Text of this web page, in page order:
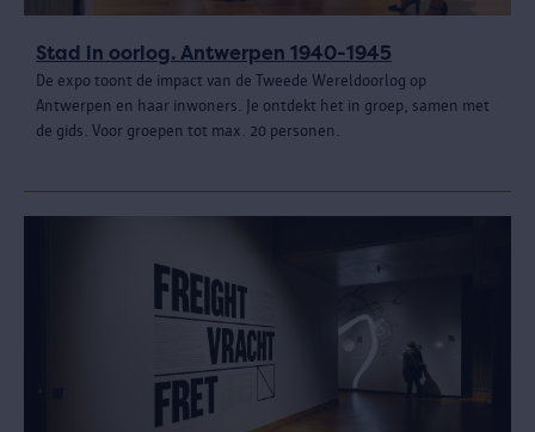
Stad in oorlog. Antwerpen 1940-1945
De expo toont de impact van de Tweede Wereldoorlog op
Antwerpen en haar inwoners. Je ontdekt het in groep, samen met
de gids. Voor groepen tot max. 20 personen.